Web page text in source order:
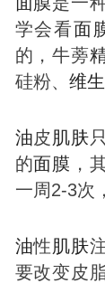
学会看面
的，牛蒡
硅粉、 维
油皮肌肤
的面膜 ，
一周2-3次
油性肌肤
要改变皮